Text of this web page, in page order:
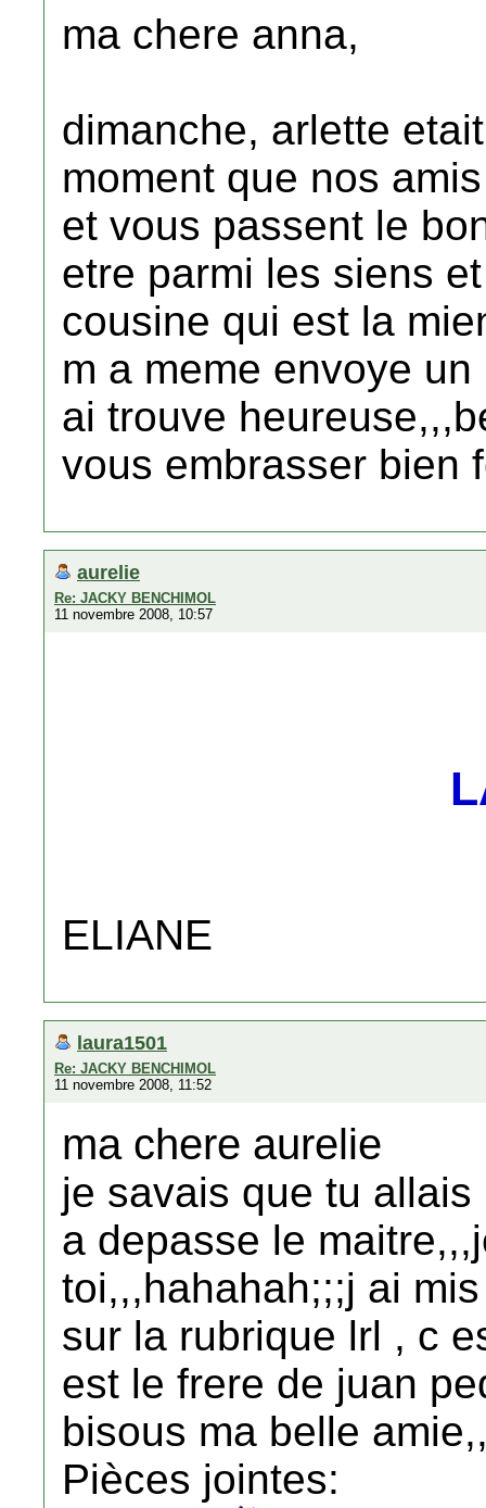
ma chere anna,
dimanche, arlette
moment que nos
et vous passent le
etre parmi les siens
cousine qui est la
m a meme envoye
ai trouve
vous embrasser bien
aurelie
Re: JACKY BENCHIMOL
11 novembre 2008, 10:57
ELIANE
laura1501
Re: JACKY BENCHIMOL
11 novembre 2008, 11:52
ma chere aurelie
je savais que tu
a depasse le
toi,,,hahahah;;;j ai
sur la rubrique lrl , c
est le frere de juan
bisous ma belle
Pièces jointes: